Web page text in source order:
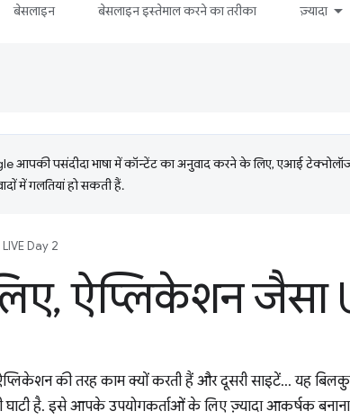
बेसलाइन बेसलाइन इस्तेमाल करने का तरीका ज़्यादा
आपकी पसंदीदा भाषा में कॉन्टेंट का अनुवाद करने के लिए, एआई
में गलतियां हो सकती हैं.
Day 2
,ऐप्लिकेशन जैसा
की तरह काम क्यों करती हैं और दूसरी साइटें... यह
है. इसे आपके उपयोगकर्ताओं के लिए ज़्यादा आकर्षक